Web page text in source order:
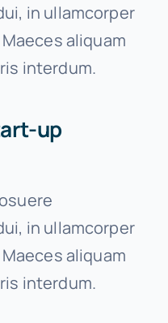
in ullamcorper
aliquam
interdum.
up
in ullamcorper
aliquam
interdum.